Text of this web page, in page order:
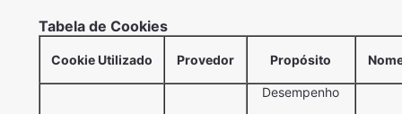
Tabela de Cookies
Cookie Utilizado Provedor Propósito
Desempenho